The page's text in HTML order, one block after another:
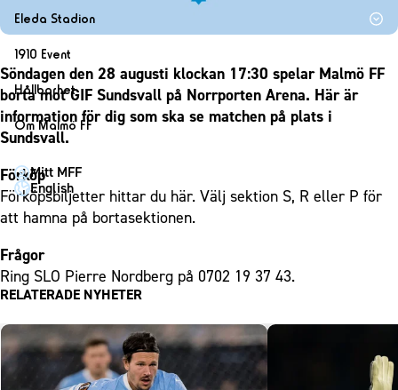
Biljettvillkor
Damlaget
Spelare
Ledarstab
Skånecupen
Fotbollsskolan
Fotbollsnätverket
P19
F19
P17
F17
Malmö Trophy
Bli företagspartner
Nätverket
Klubbstolar
Partner dam
Eleda Stadion
Eleda Stadion
Erics Bar & Restaurang
Matchdag på Eleda Stadion
MFF-museet & rundvandringar
1910 Event
1910 Event
Fest & Event
Konferens
Möte
Mässa
Sommarfest
Julshow
Inspiration
Hållbarhet
Hållbarhet
Himmelsblå framtid – en match för miljön
MFF i samhället
Laget för alla
Nattfotboll
Himmelsblå Tillsammans
Karriärakademin
Skolakademier
Fonder
Om Malmö FF
Kontakt
Press och media
Historik – damlaget
Närstående organisationer
Policydokument
Personuppgiftspolicy
Mitt MFF
English
Söndagen den 28 augusti klockan 17:30 spelar Malmö FF
borta mot GIF Sundsvall på Norrporten Arena. Här är
information för dig som ska se matchen på plats i
Sundsvall.
Förköp
Förköpsbiljetter hittar du här. Välj sektion S, R eller P för
att hamna på bortasektionen.
Frågor
Ring SLO Pierre Nordberg på 0702 19 37 43.
RELATERADE NYHETER